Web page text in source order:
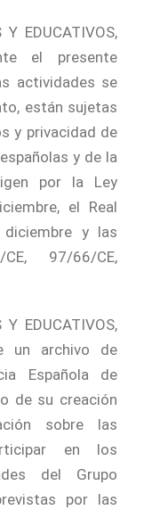
Y EDUCATIVOS,
el presente
actividades se
están sujetas
y privacidad de
y de la
por la Ley
el Real
y las
97/66/CE,
Y EDUCATIVOS,
un archivo de
Española de
de su creación
sobre las
en los
del Grupo
por las